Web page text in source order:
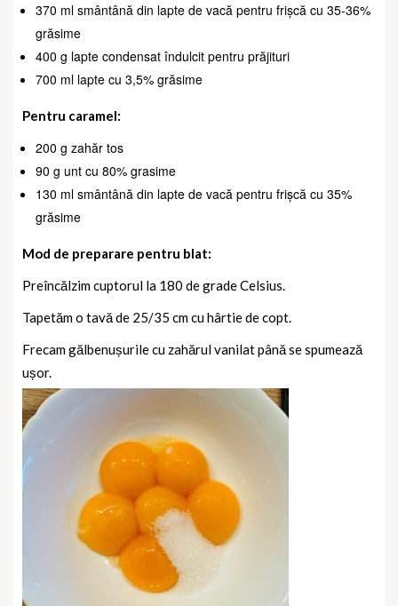
370 ml smântână din lapte de vacă pentru frișcă cu 35-36%
grăsime
400 g lapte condensat îndulcit pentru prăjituri
700 ml lapte cu 3,5% grăsime
Pentru caramel:
200 g zahăr tos
90 g unt cu 80% grasime
130 ml smântână din lapte de vacă pentru frișcă cu 35%
grăsime
Mod de preparare pentru blat:
Preîncălzim cuptorul la 180 de grade Celsius.
Tapetăm o tavă de 25/35 cm cu hârtie de copt.
Frecam gălbenușurile cu zahărul vanilat până se spumează
ușor.